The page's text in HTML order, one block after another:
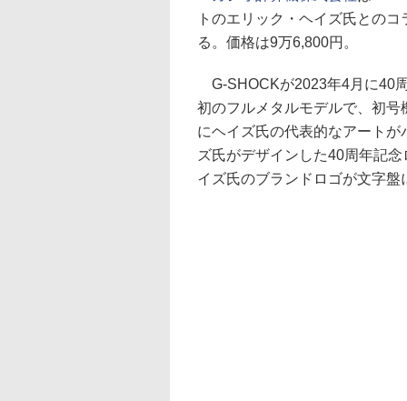
トのエリック・ヘイズ氏との
る。価格は9万6,800円。
G-SHOCKが2023年4月に40
初のフルメタルモデルで、初
にヘイズ氏の代表的なアート
ズ氏がデザインした40周年記
イズ氏のブランドロゴが文字